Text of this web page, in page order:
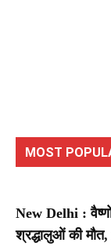
MOST
New Delhi :
श्रद्धालुओं की